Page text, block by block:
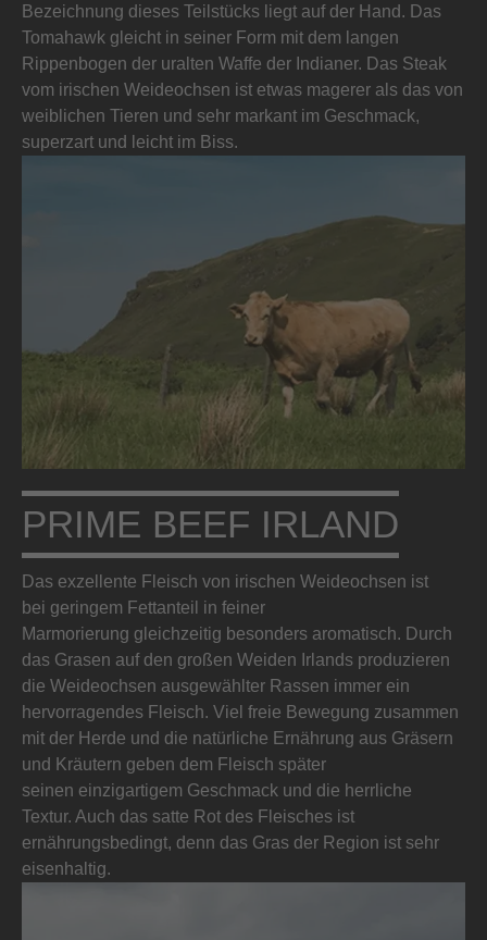
Bezeichnung dieses Teilstücks liegt auf der Hand. Das
Tomahawk gleicht in seiner Form mit dem langen
Rippenbogen der uralten Waffe der Indianer. Das Steak
vom irischen Weideochsen ist etwas magerer als das von
weiblichen Tieren und sehr markant im Geschmack,
superzart und leicht im Biss.
PRIME BEEF IRLAND
Das exzellente Fleisch von irischen Weideochsen ist
bei geringem Fettanteil in feiner
Marmorierung gleichzeitig besonders aromatisch. Durch
das Grasen auf den großen Weiden Irlands produzieren
die Weideochsen ausgewählter Rassen immer ein
hervorragendes Fleisch. Viel freie Bewegung zusammen
mit der Herde und die natürliche Ernährung aus Gräsern
und Kräutern geben dem Fleisch später
seinen einzigartigem Geschmack und die herrliche
Textur. Auch das satte Rot des Fleisches ist
ernährungsbedingt, denn das Gras der Region ist sehr
eisenhaltig.